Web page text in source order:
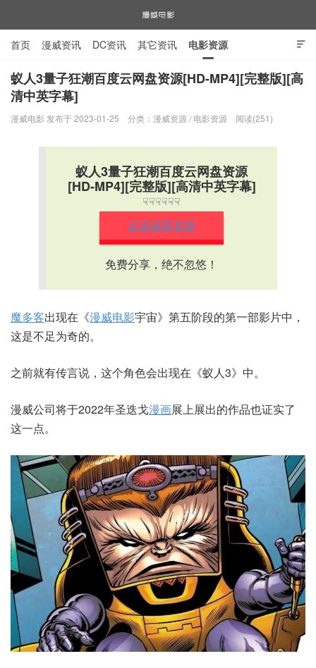
漫威电影

首页 漫威资讯 DC资讯 其它资讯 电影资源
电视剧资源 漫威图片
蚁人3量子狂潮百度云网盘资源[HD-MP4][完整版][高
清中英字幕]
漫威电影 发布于 2023-01-25 分类： 漫威资源 / 电影资源 阅读(251)
蚁人3量子狂潮百度云网盘资源
[HD-MP4][完整版][高清中英字幕]
☟☟☟☟☟☟
点击获取资源
免费分享，绝不忽悠！
魔多客出现在《漫威电影宇宙》第五阶段的第一部影片中，
这是不足为奇的。
之前就有传言说，这个角色会出现在《蚁人3》中。
漫威公司将于2022年圣迭戈漫画展上展出的作品也证实了
这一点。